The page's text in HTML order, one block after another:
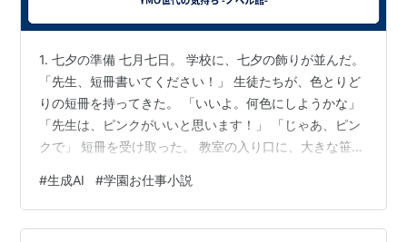
1. 七夕の準備 七月七日。 学校に、七夕の飾りが並んだ。
「先生、短冊書いてください！」 生徒たちが、色とりど
りの短冊を持ってきた。 「いいよ。何色にしようかな」
「先生は、ピンクがいいと思います！」 「じゃあ、ピン
クで」 短冊を受け取った。 教室の入り口に、大きな笹が
囲気、いいな。 2. 生徒たちの願い事 生徒たちが、短冊を
書いてる。 「何書こうかな」 「高校受かりますように、
だよね」 「え、それ普通すぎない？」 「じゃあ、彼女で
#生成AI #学園お仕事小説